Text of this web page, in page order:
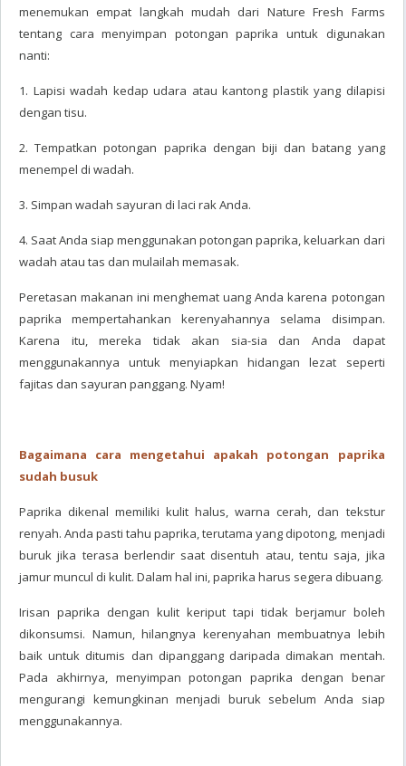
menemukan empat langkah mudah dari Nature Fresh Farms
tentang cara menyimpan potongan paprika untuk digunakan
nanti:
1. Lapisi wadah kedap udara atau kantong plastik yang dilapisi
dengan tisu.
2. Tempatkan potongan paprika dengan biji dan batang yang
menempel di wadah.
3. Simpan wadah sayuran di laci rak Anda.
4. Saat Anda siap menggunakan potongan paprika, keluarkan dari
wadah atau tas dan mulailah memasak.
Peretasan makanan ini menghemat uang Anda karena potongan
paprika mempertahankan kerenyahannya selama disimpan.
Karena itu, mereka tidak akan sia-sia dan Anda dapat
menggunakannya untuk menyiapkan hidangan lezat seperti
fajitas dan sayuran panggang. Nyam!
Bagaimana cara mengetahui apakah potongan paprika
sudah busuk
Paprika dikenal memiliki kulit halus, warna cerah, dan tekstur
renyah. Anda pasti tahu paprika, terutama yang dipotong, menjadi
buruk jika terasa berlendir saat disentuh atau, tentu saja, jika
jamur muncul di kulit. Dalam hal ini, paprika harus segera dibuang.
Irisan paprika dengan kulit keriput tapi tidak berjamur boleh
dikonsumsi. Namun, hilangnya kerenyahan membuatnya lebih
baik untuk ditumis dan dipanggang daripada dimakan mentah.
Pada akhirnya, menyimpan potongan paprika dengan benar
mengurangi kemungkinan menjadi buruk sebelum Anda siap
menggunakannya.